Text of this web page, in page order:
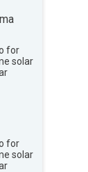
for
solar
for
solar